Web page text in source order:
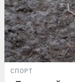
СПОРТ